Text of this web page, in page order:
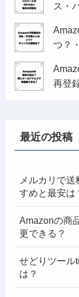
ス・
つ？
再登
最近の投稿
メルカリで
すめと最安は
Amazonの商
更できる？
せどりツール
は？